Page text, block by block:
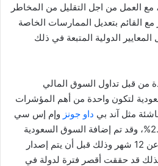
مع العمل من اجل التقليل من المخاطر
القائم بتعديل الممارسات الخاصة
الدولية المتبعة في ذلك
من قبل تداول السوق المالي
لتكون واحدة من أهم المؤشرات
مثل آند بي داو جونز وإم إس سي
آي، وقد بلغ متوسط الوزن 2.8%، وقد تم إضافة السوق السعودية
لقائمة المراقبة لمدة لا تزيد عن 12 شهر وذلك قبل أن يتم إصدار
قد حققت أقصر فترة لدولة في